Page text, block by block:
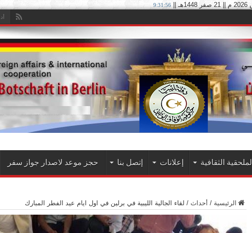
9:31:56
الملحقية الثقافية إعلانات إتصل بنا حجز موعد لاصدار جواز سفر
الرئيسية / أحداث / لقاء الجالية الليبية في برلين في اول ايام عيد الفطر المبارك